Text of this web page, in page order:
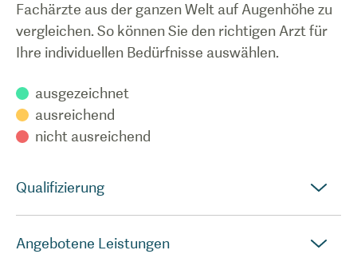
Fachärzte aus der ganzen Welt auf Augenhöhe zu
vergleichen. So können Sie den richtigen Arzt für
Ihre individuellen Bedürfnisse auswählen.
ausgezeichnet
ausreichend
nicht ausreichend
Qualifizierung
Angebotene Leistungen